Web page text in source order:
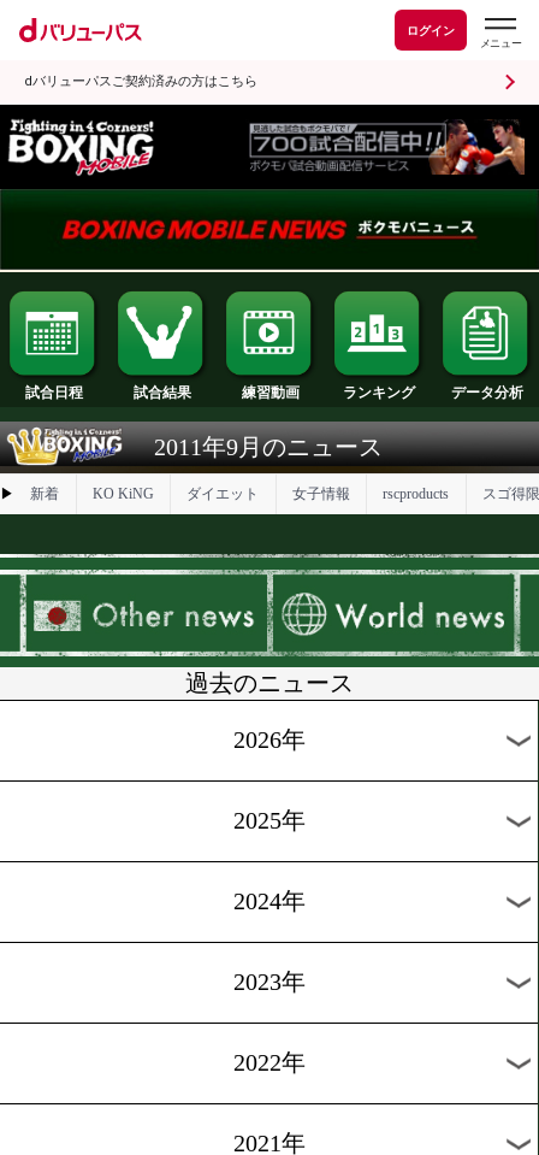
ログイン
dバリューパスご契約済みの方はこちら
試合日程 試合結果 練習動画 ランキング
新着 ダイエット
過去のニュース
2026年
2025年